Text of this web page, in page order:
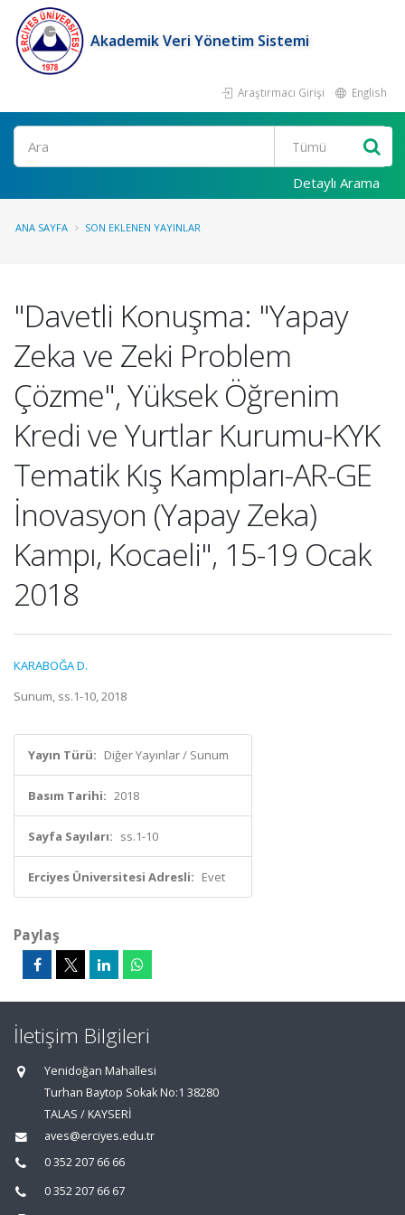
Akademik Veri Yönetim Sistemi
Araştırmacı Girişi English
Ara
Detaylı Arama
ANA SAYFA SON EKLENEN YAYINLAR
"Davetli Konuşma: "Yapay
Zeka ve Zeki Problem
Çözme", Yüksek Öğrenim
Kredi ve Yurtlar Kurumu-KYK
Tematik Kış Kampları-AR-GE
İnovasyon (Yapay Zeka)
Kampı, Kocaeli", 15-19 Ocak
2018
KARABOĞA D.
Sunum, ss.1-10, 2018
Yayın Türü: Diğer Yayınlar / Sunum
Basım Tarihi: 2018
Sayfa Sayıları: ss.1-10
Erciyes Üniversitesi Adresli: Evet
Paylaş
İletişim Bilgileri
Yenidoğan Mahallesi
Turhan Baytop Sokak No:1 38280
TALAS / KAYSERİ
aves@erciyes.edu.tr
0 352 207 66 66
0 352 207 66 67